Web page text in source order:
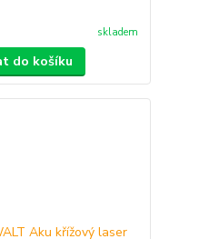
skladem
do košíku